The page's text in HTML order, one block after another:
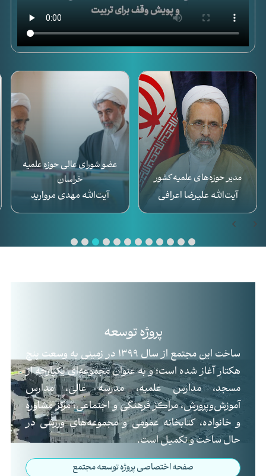
عضو شورای عالی حوزه علمیه
خراسان
آیت‌الله مهدی مروارید
استاد حوزه علمیه و دانشگاه
استاد محسن قرائتی
پروژه توسعه
ساخت این مجتمع از سال 1399 در زمینی به وسعت پنج
هکتار آغاز شده است؛ و به عنوان مجموعه‌ای یکپارچه از
مسجد، مدارس علمیه، مدرسه عالی، مدارس
آموزش‌وپرورش، مراکز فرهنگی و اجتماعی، مرکز مشاوره
و خانواده، کتابخانه عمومی و مجموعه‌های ورزشی در
حال ساخت و تکمیل است.
صفحه اختصاصی پروژه توسعه مجتمع